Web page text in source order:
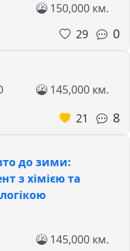
150,000 км.
29
0
145,000 км.
21
8
до зими:
з хімією та
145,000 км.